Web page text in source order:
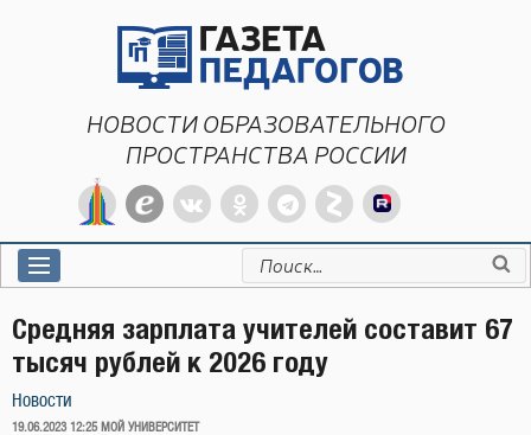
НОВОСТИ ОБРАЗОВАТЕЛЬНОГО
ПРОСТРАНСТВА РОССИИ
Искать:
Средняя зарплата учителей составит 67
тысяч рублей к 2026 году
Новости
ОПУБЛИКОВАНО
19.06.2023 12:25 МОЙ УНИВЕРСИТЕТ